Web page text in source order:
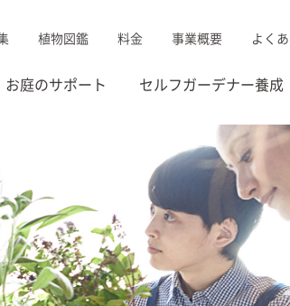
お庭のサポート セルフガーデナー養成
植物図鑑 料金 事業概要 よく